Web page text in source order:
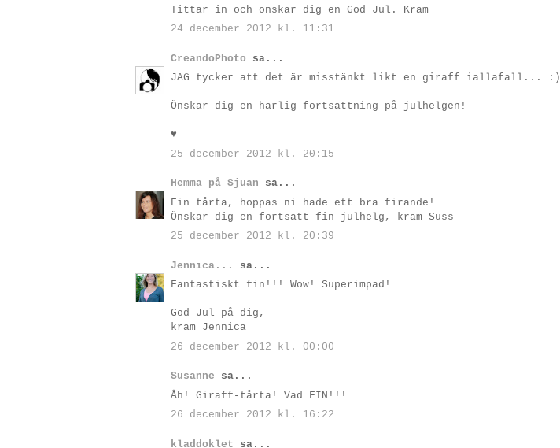
Tittar in och önskar dig en God Jul. Kram
24 december 2012 kl. 11:31
CreandoPhoto sa...
JAG tycker att det är misstänkt likt en giraff iallafall... :)
Önskar dig en härlig fortsättning på julhelgen!
♥
25 december 2012 kl. 20:15
Hemma på Sjuan sa...
Fin tårta, hoppas ni hade ett bra firande!
Önskar dig en fortsatt fin julhelg, kram Suss
25 december 2012 kl. 20:39
Jennica...
sa...
Fantastiskt fin!!! Wow! Superimpad!
God Jul på dig,
kram Jennica
26 december 2012 kl. 00:00
Susanne sa...
Åh! Giraff-tårta! Vad FIN!!!
26 december 2012 kl. 16:22
kladdoklet sa...